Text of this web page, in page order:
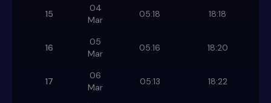
15
04
Mar
05:18 18:18
16
05
Mar
05:16 18:20
17
06
Mar
05:13 18:22